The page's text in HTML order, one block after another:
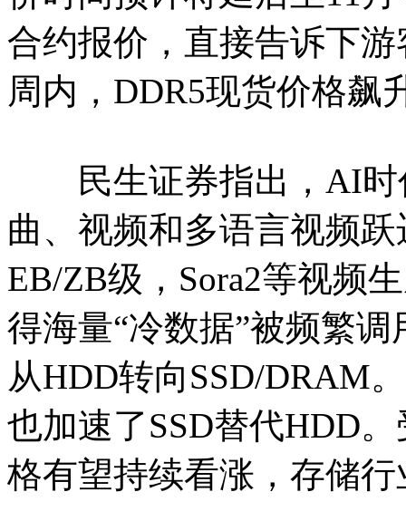
合约报价，直接告诉下
周内，DDR5现货价格飙
民生证券指出，AI时
曲、视频和多语言视频
EB/ZB级，Sora2等视频
得海量“冷数据”被频繁
从HDD转向SSD/DRAM
也加速了SSD替代HDD
格有望持续看涨，存储